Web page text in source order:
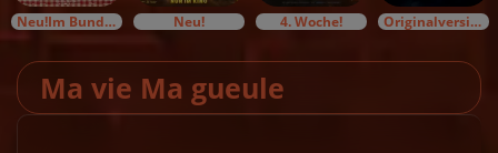
Neu!Im Bundesstart Neu! 4. Woche! Originalversion
Ma vie Ma gueule